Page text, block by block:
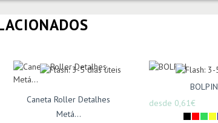
Caneta Roller Detalhes
Metá...
BOLPIN
desde 0,61€